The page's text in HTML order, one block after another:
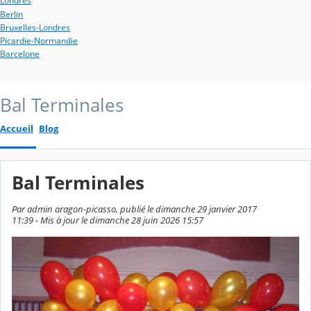
Berlin
Bruxelles-Londres
Picardie-Normandie
Barcelone
Bal Terminales
Accueil Blog
Bal Terminales
Par admin aragon-picasso, publié le dimanche 29 janvier 2017
11:39 - Mis à jour le dimanche 28 juin 2026 15:57